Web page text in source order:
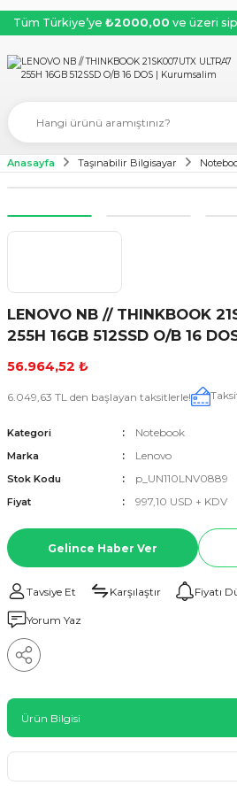
Tüm Türkiye’ye ₺2000,00 ve üzeri
Anasayfa Taşınabilir Bilgisayar
LENOVO NB // THINKBOOK
255H 16GB 512SSD O/B 16
56.964,52 ₺
6.049,63 TL den başlayan taksitlerle!
Kategori Notebook
Marka Lenovo
Stok Kodu p_UN110LNV0889
Fiyat 997,10 USD + KDV
Gelince Haber Ver
Tavsiye Et Karşılaştır Fiyatı
Yorum Yaz
Ürün Bilgisi